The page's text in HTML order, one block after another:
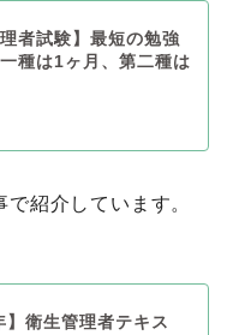
理者試験】最短の勉強
種は1ヶ月、第二種は
紹介しています。
】衛生管理者テキス